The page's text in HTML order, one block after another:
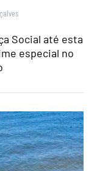
Social até esta
especial no